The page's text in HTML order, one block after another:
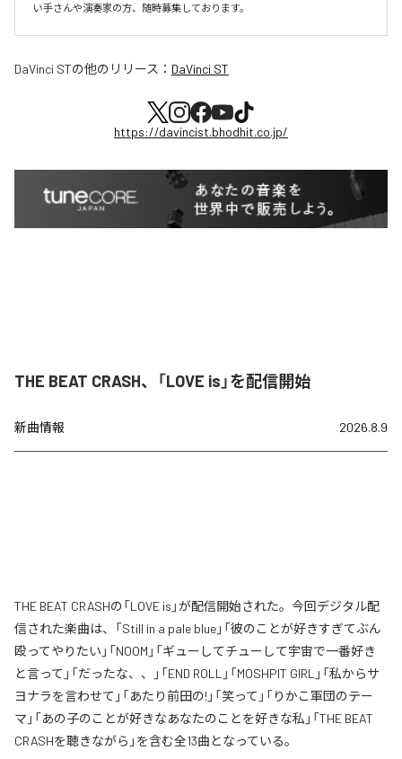
い手さんや演奏家の方、随時募集しております。
DaVinci STの他のリリース： DaVinci ST
https://davincist.bhodhit.co.jp/
THE BEAT CRASH、「LOVE is」を配信開始
新曲情報 2026.8.9
THE BEAT CRASHの「LOVE is」が配信開始された。今回デジタル配
信された楽曲は、「Still in a pale blue」「彼のことが好きすぎてぶん
殴ってやりたい」「NOOM」「ギューしてチューして宇宙で一番好き
と言って」「だったな、、」「END ROLL」「MOSHPIT GIRL」「私からサ
ヨナラを言わせて」「あたり前田の!」「笑って」「りかこ軍団のテー
マ」「あの子のことが好きなあなたのことを好きな私」「THE BEAT
CRASHを聴きながら」を含む全13曲となっている。